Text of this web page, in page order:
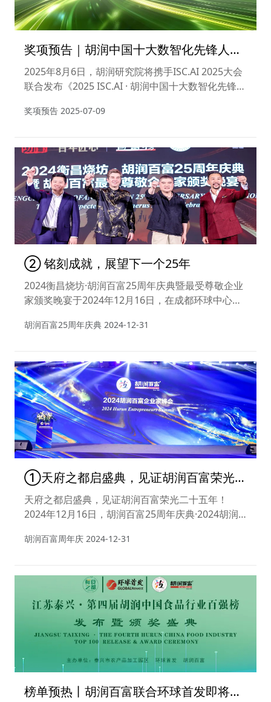
奖项预告｜胡润中国十大数智化先锋人物
开启评选
2025年8月6日，胡润研究院将携手ISC.AI 2025大会
联合发布《2025 ISC.AI · 胡润中国十大数智化先锋人
旨在甄选并表彰在中国数智化浪潮中引领方向、驱动
领域专业评价体系的空白，更将为推动中国数智化进
奖项预告 2025-07-09
② 铭刻成就，展望下一个25年
2024衡昌烧坊·胡润百富25周年庆典暨最受尊敬企业
家颁奖晚宴于2024年12月16日，在成都环球中心天
长黄彦彰，福鼎市政府常务副市长庄超和等有关部门
计师，以及媒体朋友们，与胡润百富共同见证了这场
拥有豪华阵容的25周年盛宴。
胡润百富25周年庆典 2024-12-31
①天府之都启盛典，见证胡润百富荣光二
十五年
天府之都启盛典，见证胡润百富荣光二十五年！
2024年12月16日，胡润百富25周年庆典·2024胡润
启幕。此次庆典云集了来自全国各地的知名企业家、
胡润百富25年的辉煌历程与非凡成就。
胡润百富周年庆 2024-12-31
榜单预热丨胡润百富联合环球首发即将在